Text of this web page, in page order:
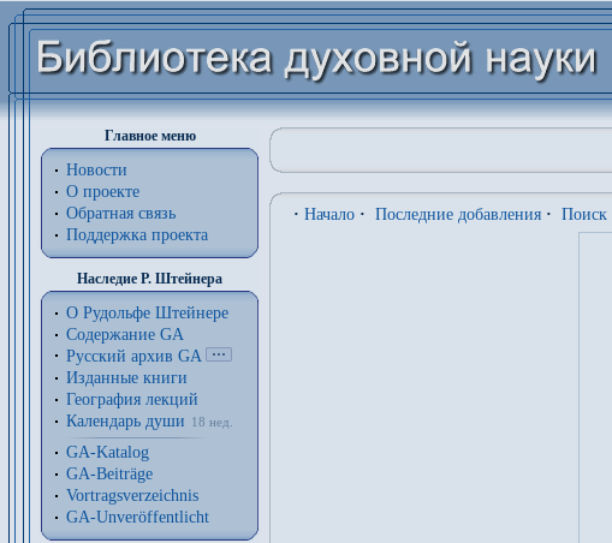
Главное меню
Новости
О проекте
Обратная связь
Поддержка проекта
Наследие Р. Штейнера
О Рудольфе Штейнере
Содержание GA
Русский архив GA
Изданные книги
География лекций
Календарь души
18 нед.
GA-Katalog
GA-Beiträge
Vortragsverzeichnis
GA-Unveröffentlicht
· Начало · Последние добавления · Поиск